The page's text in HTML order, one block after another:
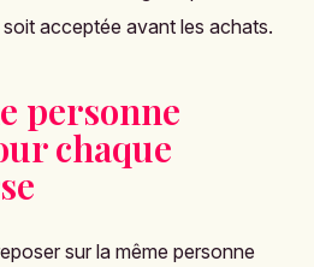
soit acceptée avant les achats.
personne
chaque
sur la même personne